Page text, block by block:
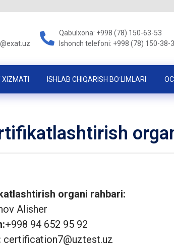
Qabulxona: +998 (78) 150-63-53
Ishonch telefoni: +998 (78) 150-38-
ISHLAB CHIQARISH BOʻLIMLARI
organi rahbari:
Alisher
+998 94 652 95 92
certification7@uztest.uz